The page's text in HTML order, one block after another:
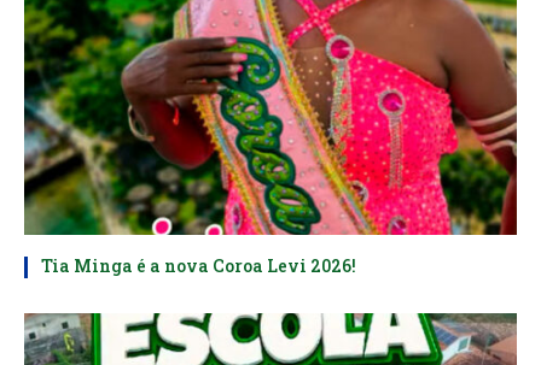
Tia Minga é a nova Coroa Levi 2026!